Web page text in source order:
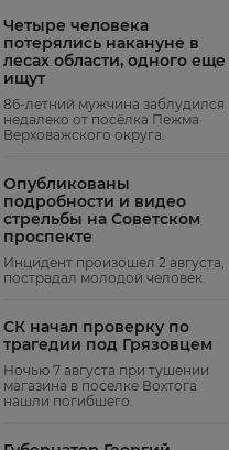
Четыре человека
потерялись накануне в
лесах области, одного еще
ищут
86-летний мужчина заблудился
недалеко от посёлка Пежма
Верховажского округа.
Опубликованы
подробности и видео
стрельбы на Советском
проспекте
Инцидент произошел 2 августа,
пострадал молодой человек.
СК начал проверку по
трагедии под Грязовцем
Ночью 7 августа при тушении
магазина в поселке Вохтога
нашли погибшего.